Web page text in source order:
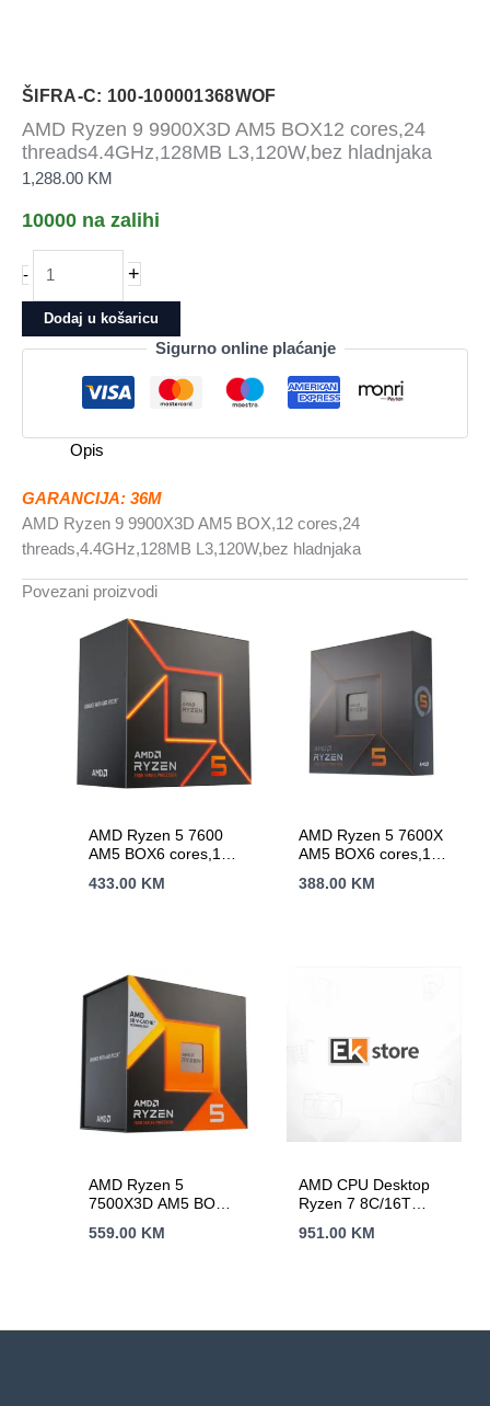
ŠIFRA-C: 100-100001368WOF
AMD Ryzen 9 9900X3D AM5 BOX12 cores,24
threads4.4GHz,128MB L3,120W,bez hladnjaka
1,288.00 KM
10000 na zalihi
-
Ryzen
9900X3D
cores,24
threads4.4GHz,128MB
L3,120W,bez
hladnjaka
količina
+
Dodaj u košaricu
Sigurno online plaćanje
Opis
GARANCIJA: 36M
AMD Ryzen 9 9900X3D AM5 BOX,12 cores,24
threads,4.4GHz,128MB L3,120W,bez hladnjaka
Povezani proizvodi
AMD Ryzen 5 7600
AM5 BOX6 cores,12
L3,65W
433.00 KM
AMD Ryzen 5 7600X
AM5 BOX6 cores,12
L3,105W,bez
388.00 KM
AMD Ryzen 5
7500X3D AM5 BOX6
threads,4.0GHz,96MB
559.00 KM
AMD CPU Desktop
Ryzen 7 8C/16T
Max,
951.00 KM